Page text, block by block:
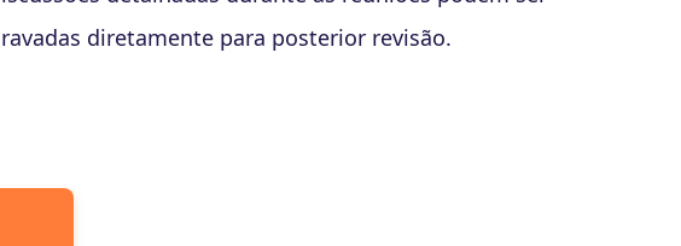
aprimoram a compreensão e a eficácia dos alunos.